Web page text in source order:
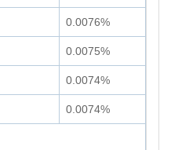
0.0076%
0.0075%
0.0074%
0.0074%